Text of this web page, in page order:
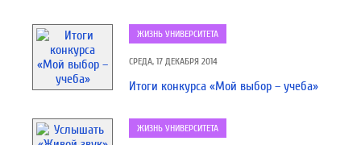
ЖИЗНЬ УНИВЕРСИТЕТА
СРЕДА, 17 ДЕКАБРЯ 2014
Итоги конкурса «Мой выбор – учеба»
ЖИЗНЬ УНИВЕРСИТЕТА